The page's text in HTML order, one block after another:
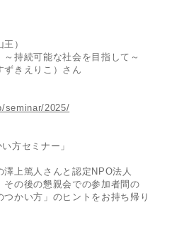
）
持続可能な社会を目指して～
きえりこ）さん
seminar/2025/
方セミナー」
上篤人さんと認定NPO法人
の後の懇親会での参加者間の
かい方」のヒントをお持ち帰り